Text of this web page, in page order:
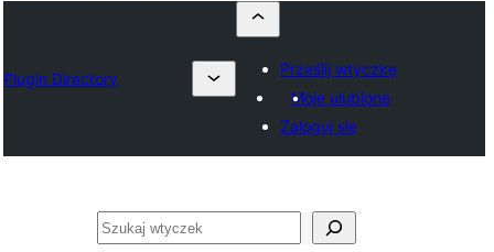
Plugin Directory
Prześlij wtyczkę
Moje ulubione
Zaloguj się
Szukaj